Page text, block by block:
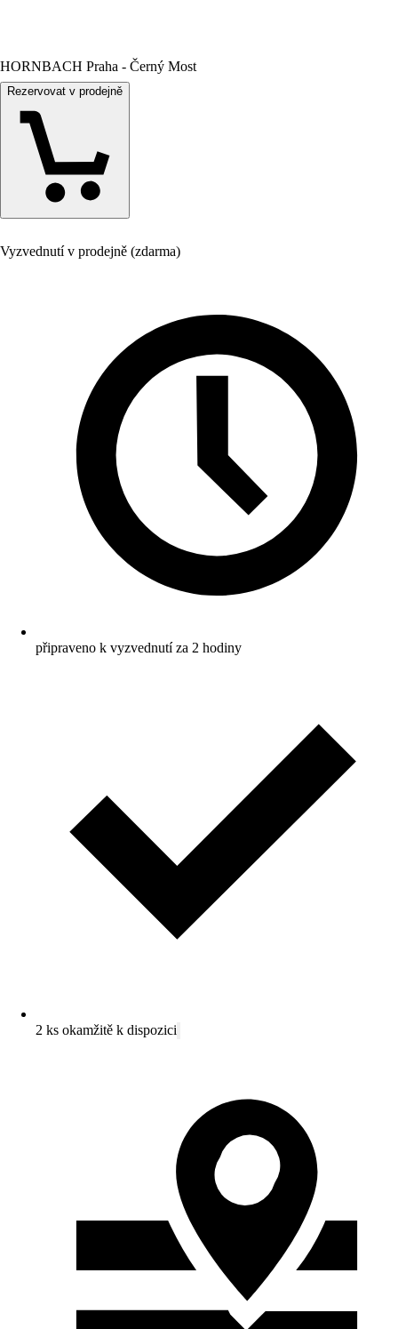
HORNBACH Praha - Černý Most
Rezervovat v prodejně
Vyzvednutí v prodejně (zdarma)
připraveno k vyzvednutí za 2 hodiny
2 ks okamžitě k dispozici